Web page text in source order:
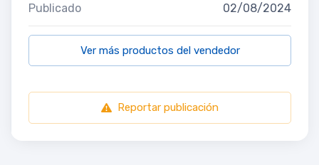
Publicado 02/08/2024
Ver más productos del vendedor
Reportar publicación